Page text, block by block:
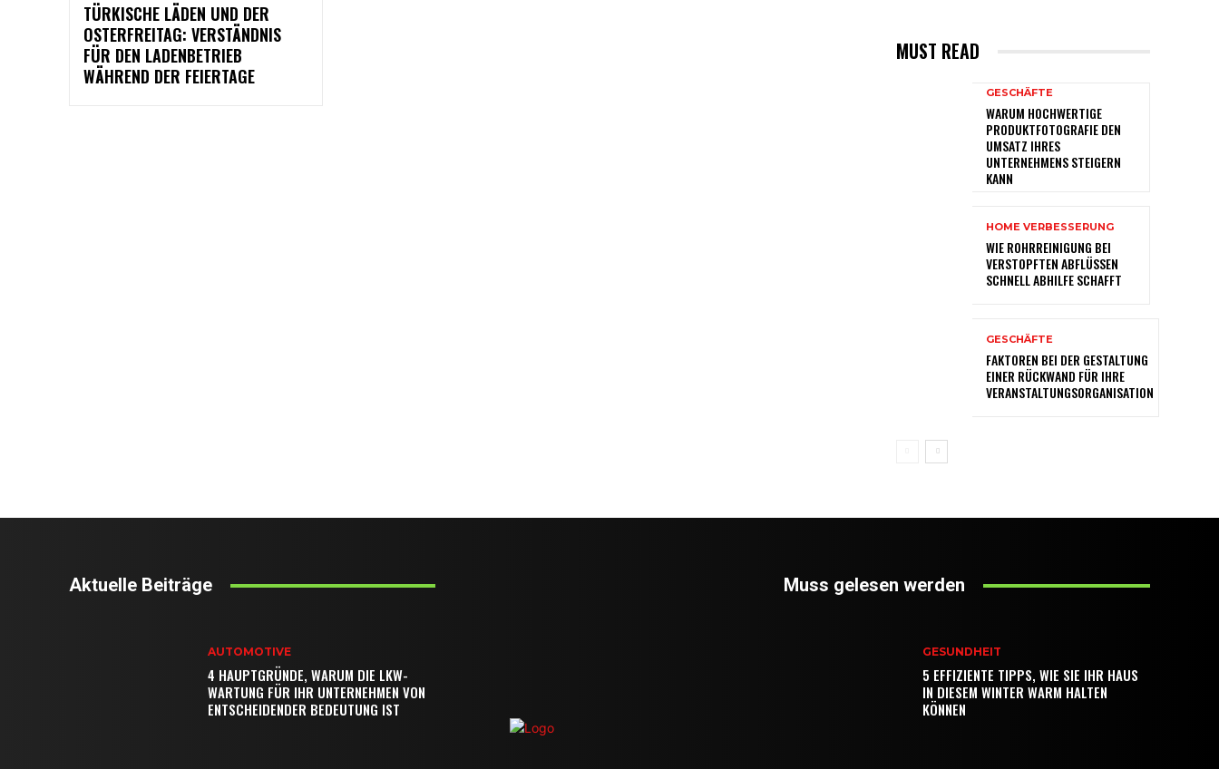
TÜRKISCHE LÄDEN UND DER
OSTERFREITAG: VERSTÄNDNIS
FÜR DEN LADENBETRIEB
WÄHREND DER FEIERTAGE
MUST READ
GESCHÄFTE
WARUM HOCHWERTIGE
PRODUKTFOTOGRAFIE DEN
UMSATZ IHRES
UNTERNEHMENS STEIGERN
KANN
HOME VERBESSERUNG
WIE ROHRREINIGUNG BEI
VERSTOPFTEN ABFLÜSSEN
SCHNELL ABHILFE SCHAFFT
GESCHÄFTE
FAKTOREN BEI DER GESTALTUNG
EINER RÜCKWAND FÜR IHRE
VERANSTALTUNGSORGANISATION
Aktuelle Beiträge
AUTOMOTIVE
4 HAUPTGRÜNDE, WARUM DIE LKW-
WARTUNG FÜR IHR UNTERNEHMEN VON
ENTSCHEIDENDER BEDEUTUNG IST
Muss gelesen werden
GESUNDHEIT
5 EFFIZIENTE TIPPS, WIE SIE IHR HAUS
IN DIESEM WINTER WARM HALTEN
KÖNNEN